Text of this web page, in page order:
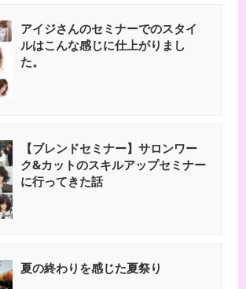
アイジさんのセミナーでのスタイ
ルはこんな感じに仕上がりまし
た。
【ブレンドセミナー】サロンワー
ク&カットのスキルアップセミナー
に行ってきた話
夏の終わりを感じた夏祭り